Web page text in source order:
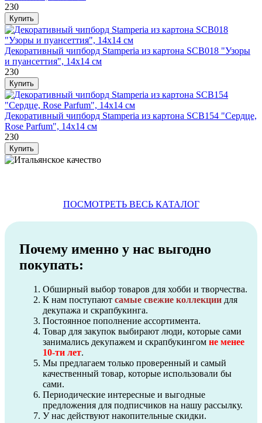
230
Декоративный чипборд Stamperia из картона SCB018 "Узоры
и пуансеттия", 14х14 см
230
Декоративный чипборд Stamperia из картона SCB154 "Сердце,
Rose Parfum", 14х14 см
230
ПОСМОТРЕТЬ ВЕСЬ КАТАЛОГ
Почему именно у нас выгодно
покупать:
Обширный выбор товаров для хобби и творчества.
К нам поступают самые свежие коллекции для
декупажа и скрапбукинга.
Постоянное пополнение ассортимента.
Товар для закупок выбирают люди, которые сами
занимались декупажем и скрапбукингом не менее
10-ти лет.
Мы предлагаем только проверенный и самый
качественный товар, которые использовали бы
сами.
Периодические интересные и выгодные
предложения для подписчиков на нашу рассылку.
У нас действуют накопительные скидки.